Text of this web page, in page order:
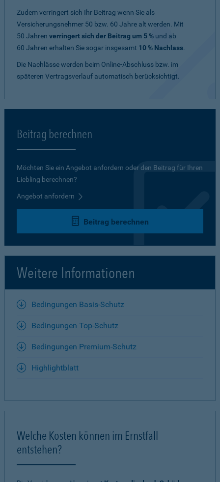
Zudem verringert sich Ihr Beitrag wenn Sie als
Versicherungsnehmer 50 bzw. 60 Jahre alt werden. Mit
50 Jahren verringert sich der Beitrag um 5 % und ab
60 Jahren erhalten Sie sogar insgesamt 10 % Nachlass.
Die Nachlässe werden beim Online-Abschluss bzw. im
späteren Vertragsverlauf automatisch berücksichtigt.
Beitrag berechnen
Möchten Sie ein Angebot anfordern oder den Beitrag für Ihren
Liebling berechnen?
Angebot anfordern
Beitrag berechnen
Weitere Informationen
Bedingungen Basis-Schutz
Bedingungen Top-Schutz
Bedingungen Premium-Schutz
Highlightblatt
Welche Kosten können im Ernstfall
entstehen?